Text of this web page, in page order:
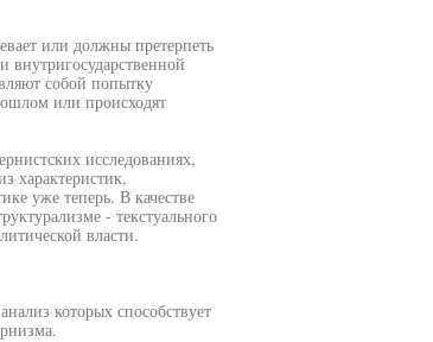
или должны претерпеть
собой попытку
или происходят
исследованиях,
характеристик,
уже теперь. В качестве
- текстуального
власти.
которых способствует